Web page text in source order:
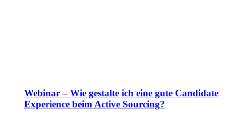
Webinar – Wie gestalte ich eine gute Candidate
Experience beim Active Sourcing?